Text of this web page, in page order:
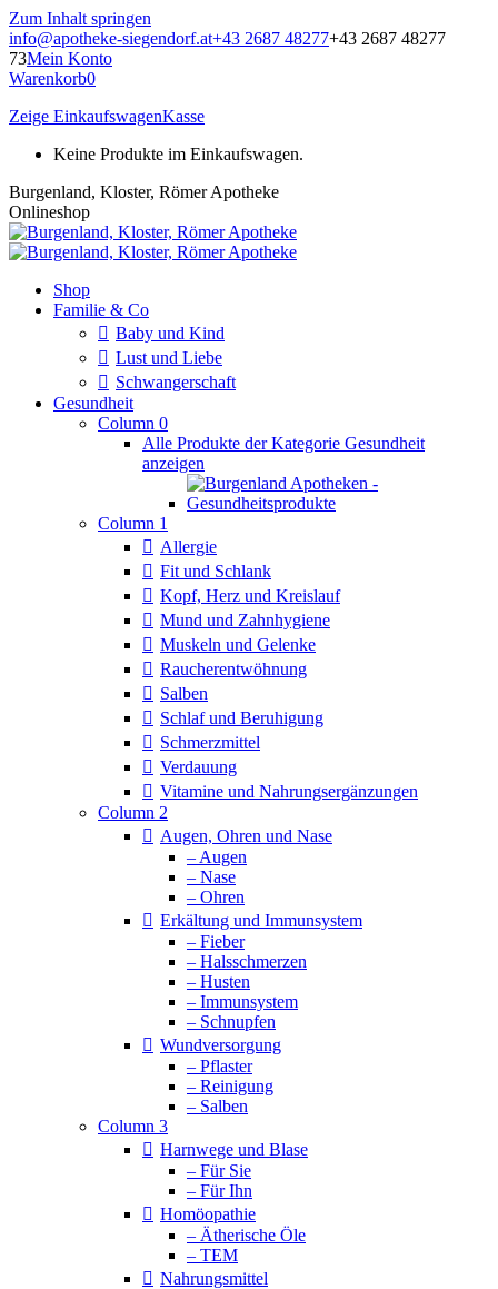
Zum Inhalt springen
info@apotheke-siegendorf.at+43 2687 48277+43 2687 48277
73Mein Konto
Warenkorb0
Zeige EinkaufswagenKasse
Keine Produkte im Einkaufswagen.
Burgenland, Kloster, Römer Apotheke
Onlineshop
Shop
Familie & Co
Baby und Kind
Lust und Liebe
Schwangerschaft
Gesundheit
Column 0
Alle Produkte der Kategorie Gesundheit
anzeigen
Column 1
Allergie
Fit und Schlank
Kopf, Herz und Kreislauf
Mund und Zahnhygiene
Muskeln und Gelenke
Raucherentwöhnung
Salben
Schlaf und Beruhigung
Schmerzmittel
Verdauung
Vitamine und Nahrungsergänzungen
Column 2
Augen, Ohren und Nase
– Augen
– Nase
– Ohren
Erkältung und Immunsystem
– Fieber
– Halsschmerzen
– Husten
– Immunsystem
– Schnupfen
Wundversorgung
– Pflaster
– Reinigung
– Salben
Column 3
Harnwege und Blase
– Für Sie
– Für Ihn
Homöopathie
– Ätherische Öle
– TEM
Nahrungsmittel